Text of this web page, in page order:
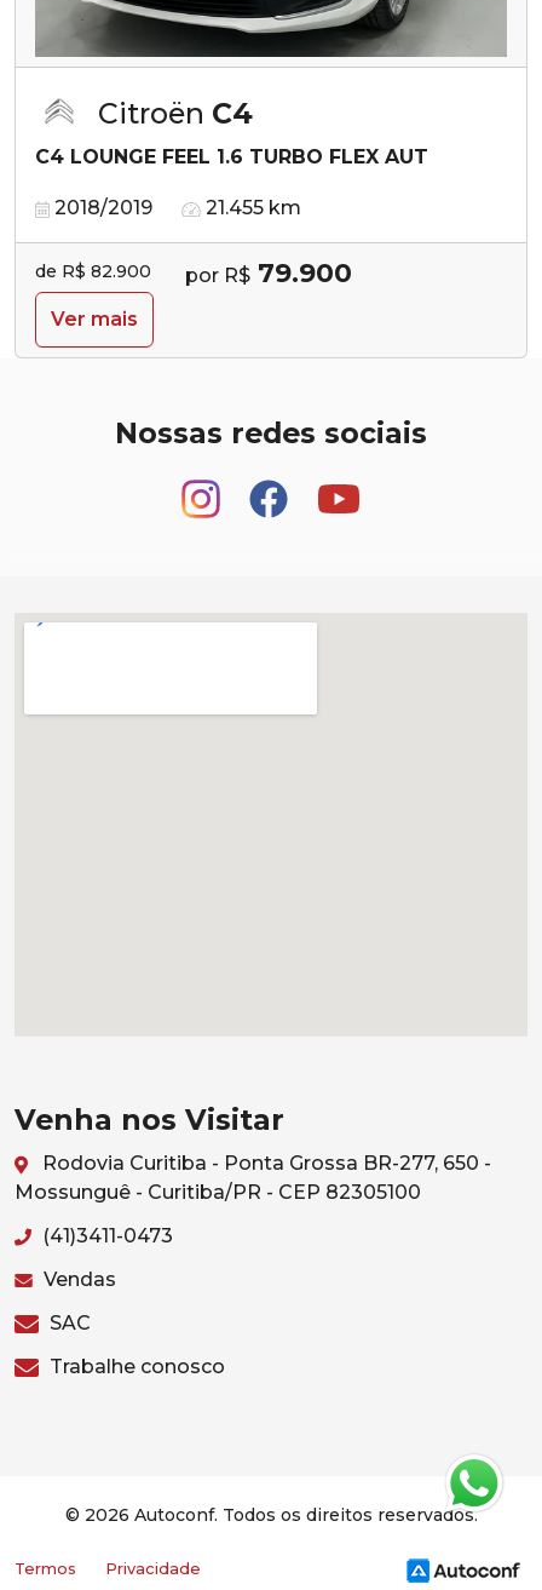
Citroën C4
C4 LOUNGE FEEL 1.6 TURBO FLEX AUT
2018/2019 21.455 km
de R$ 82.900 por R$ 79.900
Ver mais
Nossas redes sociais
Venha nos Visitar
Rodovia Curitiba - Ponta Grossa BR-277, 650 -
Mossunguê - Curitiba/PR - CEP 82305100
(41)3411-0473
Vendas
SAC
Trabalhe conosco
© 2026 Autoconf. Todos os direitos reservados.
Termos Privacidade